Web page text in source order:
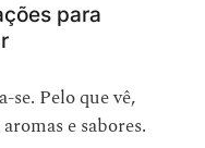
para
se. Pelo que vê,
e sabores.